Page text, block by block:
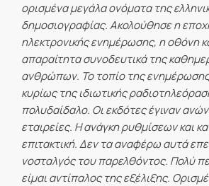
ορισμένα μεγάλα ονόματα της
δημοσιογραφίας. Ακολούθησε η
ηλεκτρονικής ενημέρωσης, η οθόνη
απαραίτητα συνοδευτικά της
ανθρώπων. Το τοπίο της
κυρίως της ιδιωτικής
πολυδαίδαλο. Οι εκδότες έγιναν
εταιρείες. Η ανάγκη ρυθμίσεων και
επιτακτική. Δεν τα αναφέρω αυτά
νοσταλγός του παρελθόντος. Πολύ
είμαι αντίπαλος της εξέλιξης.